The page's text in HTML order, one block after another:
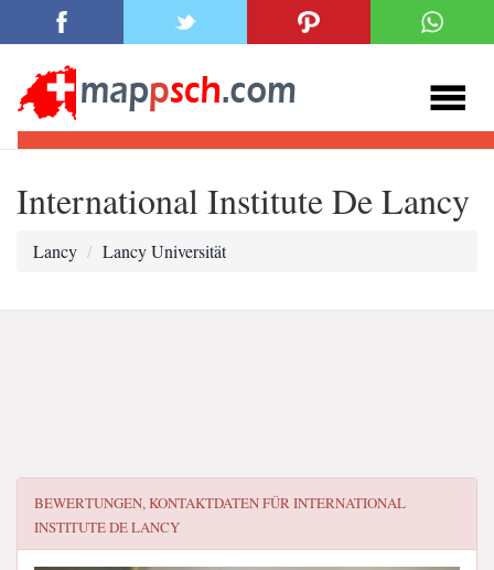
International Institute De Lancy
Lancy Lancy Universität
BEWERTUNGEN, KONTAKTDATEN FÜRINTERNATIONAL
INSTITUTE DE LANCY